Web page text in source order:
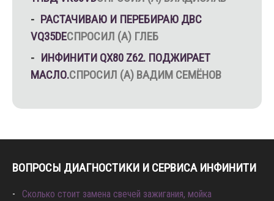
РАСТАЧИВАЮ И ПЕРЕБИРАЮ ДВС
VQ35DEСПРОСИЛ (А) ГЛЕБ
ИНФИНИТИ QX80 Z62. ПОДЖИРАЕТ
МАСЛО.СПРОСИЛ (А) ВАДИМ СЕМЁНОВ
ВОПРОСЫ ДИАГНОСТИКИ И СЕРВИСА ИНФИНИТИ
Сколько стоит замена свечей зажигания, мойка